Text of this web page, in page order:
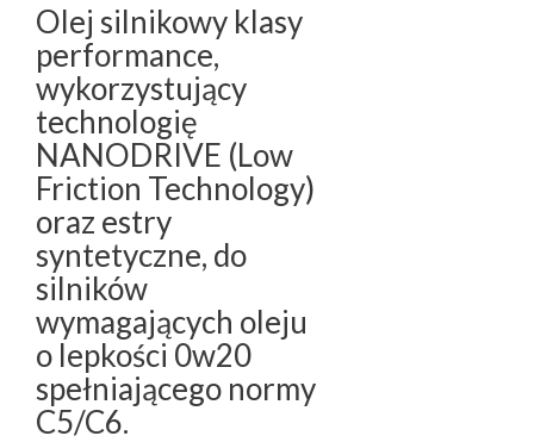
Olej silnikowy klasy
performance,
wykorzystujący
technologię
NANODRIVE (Low
Friction Technology)
oraz estry
syntetyczne, do
silników
wymagających oleju
o lepkości 0w20
spełniającego normy
C5/C6.